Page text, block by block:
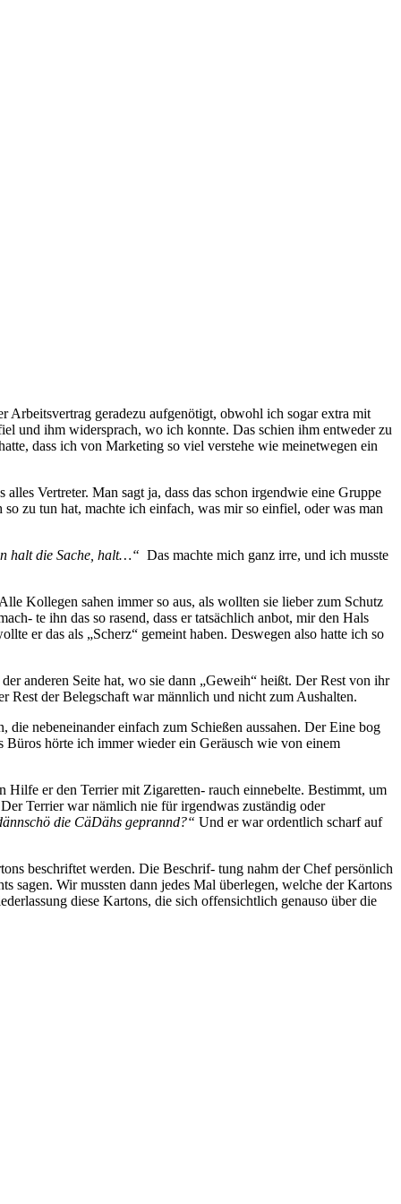
Arbeitsvertrag geradezu aufgenötigt, obwohl ich sogar extra mit
und ihm widersprach, wo ich konnte. Das schien ihm entweder zu
dass ich von Marketing so viel verstehe wie meinetwegen ein
Vertreter. Man sagt ja, dass das schon irgendwie eine Gruppe
zu tun hat, machte ich einfach, was mir so einfiel, oder was man
halt die Sache, halt…“ Das machte mich ganz irre, und ich musste
Kollegen sahen immer so aus, als wollten sie lieber zum Schutz
te ihn das so rasend, dass er tatsächlich anbot, mir den Hals
er das als „Scherz“ gemeint haben. Deswegen also hatte ich so
anderen Seite hat, wo sie dann „Geweih“ heißt. Der Rest von ihr
Rest der Belegschaft war männlich und nicht zum Aushalten.
nebeneinander einfach zum Schießen aussahen. Der Eine bog
hörte ich immer wieder ein Geräusch wie von einem
Hilfe er den Terrier mit Zigaretten- rauch einnebelte. Bestimmt, um
Terrier war nämlich nie für irgendwas zuständig oder
die CäDähs geprannd?“ Und er war ordentlich scharf auf
beschriftet werden. Die Beschrif- tung nahm der Chef persönlich
sagen. Wir mussten dann jedes Mal überlegen, welche der Kartons
diese Kartons, die sich offensichtlich genauso über die